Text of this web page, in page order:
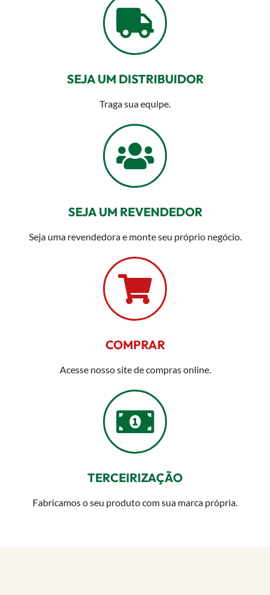
SEJA UM DISTRIBUIDOR
Traga sua equipe.
SEJA UM REVENDEDOR
Seja uma revendedora e monte seu próprio negócio.
COMPRAR
Acesse nosso site de compras online.
TERCEIRIZAÇÃO
Fabricamos o seu produto com sua marca própria.